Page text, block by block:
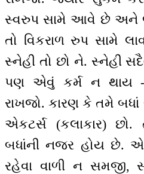
સ્વરુપ સામે આવે છે અને
તો વિકરાળ રુપ સામે
સ્નેહી તો છો ને. સ્નેહી
પણ એવું કર્મ ન થાય
રાખજો. કારણ કે તમે બધાં
એકટર્સ (કલાકાર) છો.
બધાંની નજર હોય છે.
રહેવા વાળી ન સમજી,